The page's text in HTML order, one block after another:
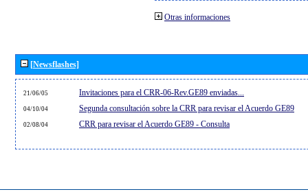
Otras informaciones
[Newsflashes]
21/06/05 Invitaciones para el CRR-06-Rev.GE89 enviadas...
04/10/04 Segunda consultación sobre la CRR para revisar el Acuerdo GE89
02/08/04 CRR para revisar el Acuerdo GE89 - Consulta